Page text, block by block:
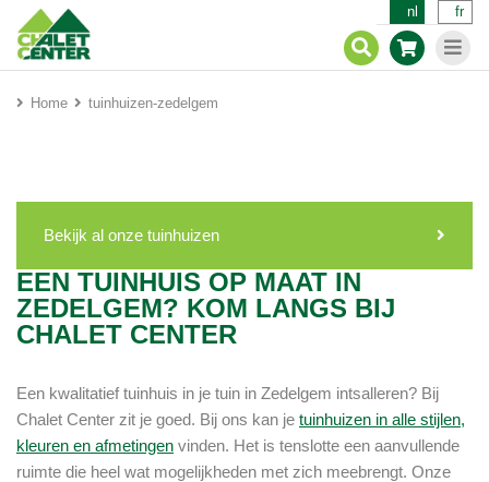
nl fr
Home tuinhuizen-zedelgem
Bekijk al onze tuinhuizen
EEN TUINHUIS OP MAAT IN
ZEDELGEM? KOM LANGS BIJ
CHALET CENTER
Een kwalitatief tuinhuis in je tuin in Zedelgem intsalleren? Bij
Chalet Center zit je goed. Bij ons kan je tuinhuizen in alle stijlen,
kleuren en afmetingen vinden. Het is tenslotte een aanvullende
ruimte die heel wat mogelijkheden met zich meebrengt. Onze